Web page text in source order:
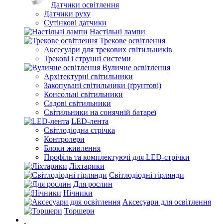
Датчики освітлення
Датчики руху
Сутінкові датчики
Настільні лампи
Трекове освітлення
Аксесуари для трекових світильників
Трекові і струнні системи
Вуличне освітлення
Архітектурні світильники
Закопувані світильники (ґрунтові)
Консольні світильники
Садові світильники
Світильники на сонячній батареї
LED-лента
Світлодіодна стрічка
Контролери
Блоки живлення
Профіль та комплектуючі для LED-стрічки
Ліхтарики
Світлодіодні гірлянди
Для рослин
Нічники
Аксесуари для освітлення
Торшери